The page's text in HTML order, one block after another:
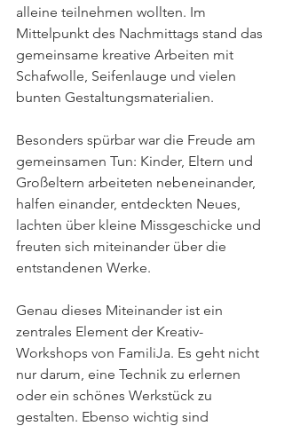
alleine teilnehmen wollten. Im
Mittelpunkt des Nachmittags stand das
gemeinsame kreative Arbeiten mit
Schafwolle, Seifenlauge und vielen
bunten Gestaltungsmaterialien.
Besonders spürbar war die Freude am
gemeinsamen Tun: Kinder, Eltern und
Großeltern arbeiteten nebeneinander,
halfen einander, entdeckten Neues,
lachten über kleine Missgeschicke und
freuten sich miteinander über die
entstandenen Werke.
Genau dieses Miteinander ist ein
zentrales Element der Kreativ-
Workshops von FamiliJa. Es geht nicht
nur darum, eine Technik zu erlernen
oder ein schönes Werkstück zu
gestalten. Ebenso wichtig sind